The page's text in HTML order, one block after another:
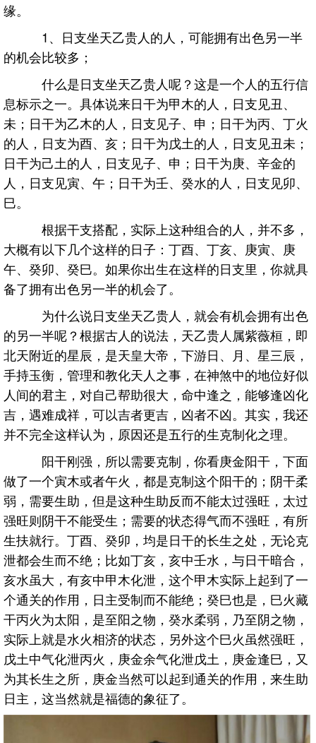
缘。
1、日支坐天乙贵人的人，可能拥有出色另一半
的机会比较多；
什么是日支坐天乙贵人呢？这是一个人的五行信
息标示之一。具体说来日干为甲木的人，日支见丑、
未；日干为乙木的人，日支见子、申；日干为丙、丁火
的人，日支为酉、亥；日干为戊土的人，日支见丑未；
日干为己土的人，日支见子、申；日干为庚、辛金的
人，日支见寅、午；日干为壬、癸水的人，日支见卯、
巳。
根据干支搭配，实际上这种组合的人，并不多，
大概有以下几个这样的日子：丁酉、丁亥、庚寅、庚
午、癸卯、癸巳。如果你出生在这样的日支里，你就具
备了拥有出色另一半的机会了。
为什么说日支坐天乙贵人，就会有机会拥有出色
的另一半呢？根据古人的说法，天乙贵人属紫薇桓，即
北天附近的星辰，是天皇大帝，下游日、月、星三辰，
手持玉衡，管理和教化天人之事，在神煞中的地位好似
人间的君主，对自己帮助很大，命中逢之，能够逢凶化
吉，遇难成祥，可以吉者更吉，凶者不凶。其实，我还
并不完全这样认为，原因还是五行的生克制化之理。
阳干刚强，所以需要克制，你看庚金阳干，下面
做了一个寅木或者午火，都是克制这个阳干的；阴干柔
弱，需要生助，但是这种生助反而不能太过强旺，太过
强旺则阴干不能受生；需要的状态得气而不强旺，有所
生扶就行。丁酉、癸卯，均是日干的长生之处，无论克
泄都会生而不绝；比如丁亥，亥中壬水，与日干暗合，
亥水虽大，有亥中甲木化泄，这个甲木实际上起到了一
个通关的作用，日主受制而不能绝；癸巳也是，巳火藏
干丙火为太阳，是至阳之物，癸水柔弱，乃至阴之物，
实际上就是水火相济的状态，另外这个巳火虽然强旺，
戊土中气化泄丙火，庚金余气化泄戊土，庚金逢巳，又
为其长生之所，庚金当然可以起到通关的作用，来生助
日主，这当然就是福德的象征了。